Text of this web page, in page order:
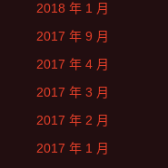
2018 年 1 月
2017 年 9 月
2017 年 4 月
2017 年 3 月
2017 年 2 月
2017 年 1 月